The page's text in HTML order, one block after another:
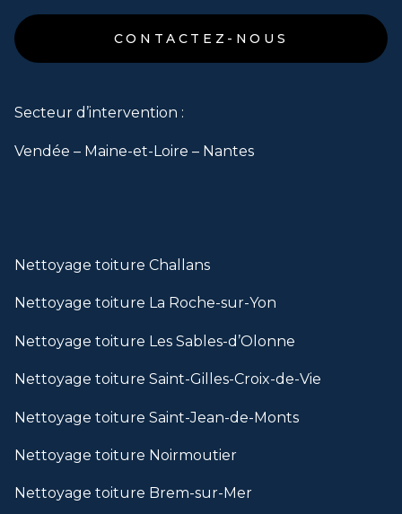
CONTACTEZ-NOUS
Secteur d’intervention :
Vendée – Maine-et-Loire – Nantes
Nettoyage toiture Challans
Nettoyage toiture La Roche-sur-Yon
Nettoyage toiture Les Sables-d’Olonne
Nettoyage toiture Saint-Gilles-Croix-de-Vie
Nettoyage toiture Saint-Jean-de-Monts
Nettoyage toiture Noirmoutier
Nettoyage toiture Brem-sur-Mer